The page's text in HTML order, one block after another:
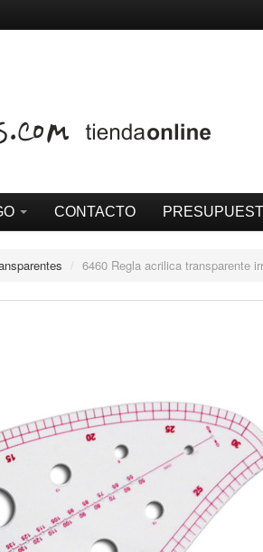
CONTACTO
/ 6460 Regla acrilica transparente